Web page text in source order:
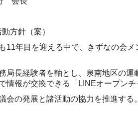
方針（案）
11年目を迎える中で、きずなの会
局長経験者を軸とし、泉南地区の
情報が交換できる「 LINEオープンチ
会の発展と諸活動の協力を推進する。